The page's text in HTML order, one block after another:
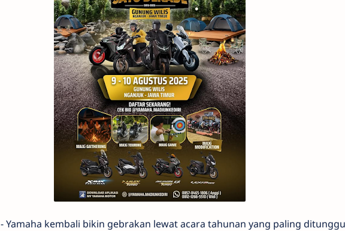
- Yamaha kembali bikin gebrakan lewat acara tahunan yang paling